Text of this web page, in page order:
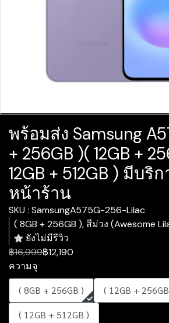
พร้อมส่ง Samsung
+ 256GB )( 12GB +
12GB + 512GB ) มีบริ
หน้าร้าน
SKU : SamsungA575G-256-Lilac
( 8GB + 256GB ), สีม่วง (Awesome
ยังไม่มีรีวิว
฿16,999฿12,190
ความจุ
( 8GB + 256GB )
( 12GB +
( 12GB + 512GB )